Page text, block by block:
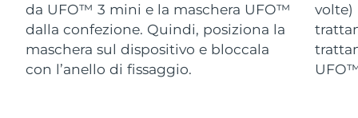
da UFO™ 3 mini e la maschera UFO™
dalla confezione. Quindi, posiziona la
maschera sul dispositivo e bloccala
con l’anello di fissaggio.
volte)